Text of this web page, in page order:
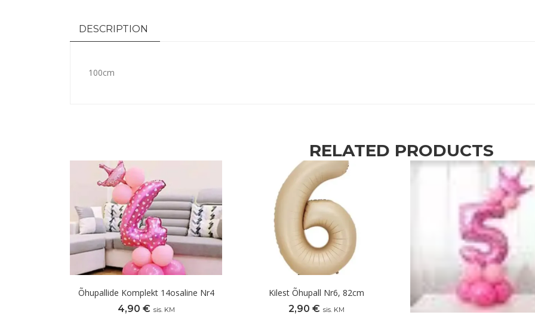
DESCRIPTION
100cm
RELATED PRODUCTS
Õhupallide Komplekt 14osaline Nr4
4,90 € sis. KM
Kilest Õhupall Nr6, 82cm
2,90 € sis. KM